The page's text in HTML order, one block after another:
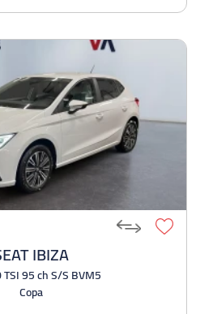
IBIZA
TSI 95 ch S/S BVM5
Copa